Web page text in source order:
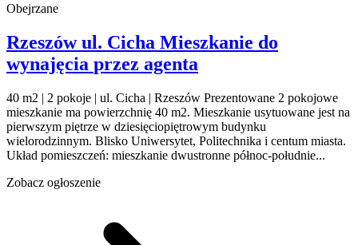
Obejrzane
Rzeszówul. Cicha Mieszkanie do
wynajęcia przez agenta
40 m2 | 2 pokoje | ul. Cicha | Rzeszów Prezentowane 2 pokojowe
mieszkanie ma powierzchnię 40 m2. Mieszkanie usytuowane jest na
pierwszym piętrze w dziesięciopiętrowym budynku
wielorodzinnym. Blisko Uniwersytet, Politechnika i centum miasta.
Układ pomieszczeń: mieszkanie dwustronne północ-południe...
Zobacz ogłoszenie